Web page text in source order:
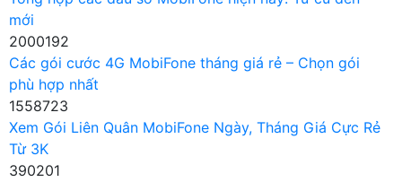
mới
2000192
Các gói cước 4G MobiFone tháng giá rẻ – Chọn gói
phù hợp nhất
1558723
Xem Gói Liên Quân MobiFone Ngày, Tháng Giá Cực Rẻ
Từ 3K
390201